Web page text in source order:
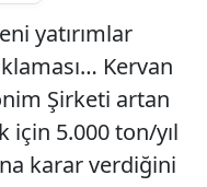
yatırımlar
Kervan
Şirketi artan
için 5.000 ton/yıl
karar verdiğini